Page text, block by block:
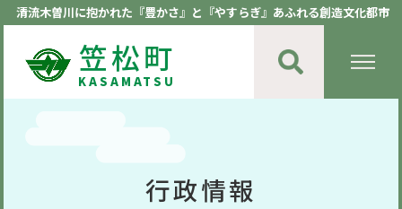
清流木曽川に抱かれた『豊かさ』と『やすらぎ』あふれる創造文化都市
笠松町
KASAMATSU
行政情報